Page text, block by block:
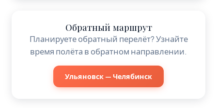
Обратный маршрут
Планируете обратный перелёт? Узнайте
время полёта в обратном направлении.
Ульяновск — Челябинск